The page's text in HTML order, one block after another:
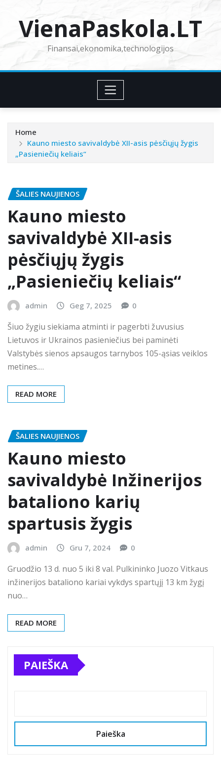
contentVienaPaskola.LT
Finansai,ekonomika,technologijos
Home
Kauno miesto savivaldybė XII-asis pėsčiųjų žygis
„Pasieniečių keliais“
ŠALIES NAUJIENOS
Kauno miesto
savivaldybė XII-asis
pėsčiųjų žygis
„Pasieniečių keliais“
admin Geg 7, 2025 0
Šiuo žygiu siekiama atminti ir pagerbti žuvusius
Lietuvos ir Ukrainos pasieniečius bei paminėti
Valstybės sienos apsaugos tarnybos 105-ąsias veiklos
metines.…
READ MORE
ŠALIES NAUJIENOS
Kauno miesto
savivaldybė Inžinerijos
bataliono karių
spartusis žygis
admin Gru 7, 2024 0
Gruodžio 13 d. nuo 5 iki 8 val. Pulkininko Juozo Vitkaus
inžinerijos bataliono kariai vykdys spartųjį 13 km žygį
nuo…
READ MORE
PAIEŠKA
Paieška